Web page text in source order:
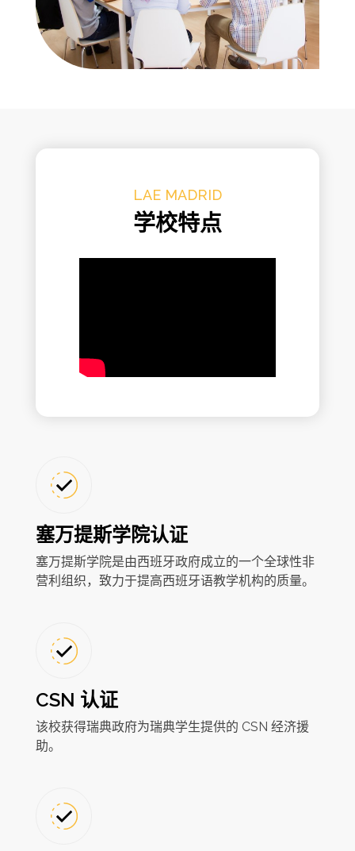
LAE MADRID
学校特点
塞万提斯学院认证
塞万提斯学院是由西班牙政府成立的一个全球性非
营利组织，致力于提高西班牙语教学机构的质量。
CSN 认证
该校获得瑞典政府为瑞典学生提供的 CSN 经济援
助。